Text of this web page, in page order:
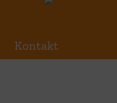
Kontakt